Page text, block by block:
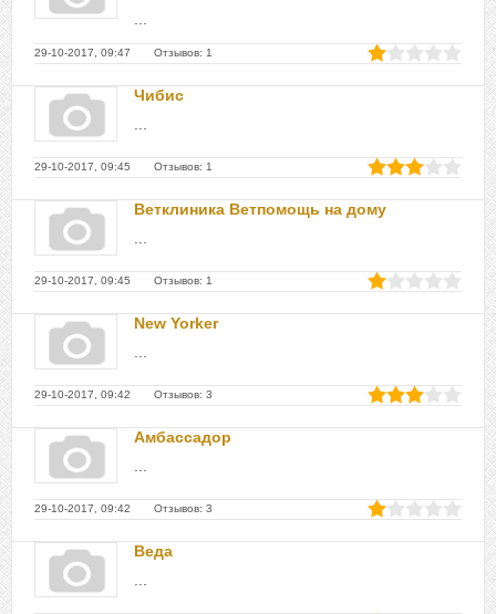
29-10-2017, 09:47 Отзывов: 1
Чибис
29-10-2017, 09:45 Отзывов: 1
Ветклиника Ветпомощь на дому
29-10-2017, 09:45 Отзывов: 1
New Yorker
29-10-2017, 09:42 Отзывов: 3
Амбассадор
29-10-2017, 09:42 Отзывов: 3
Веда